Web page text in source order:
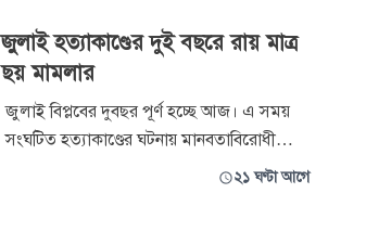
জুলাই হত্যাকাণ্ডের দুই বছরে রায় মাত্র
ছয় মামলার
জুলাই বিপ্লবের দুবছর পূর্ণ হচ্ছে আজ। এ সময়
সংঘটিত হত্যাকাণ্ডের ঘটনায় মানবতাবিরোধী
অপরাধের বিচার চলছে আন্তর্জাতিক অপরাধ২১ ঘণ্টা আগে